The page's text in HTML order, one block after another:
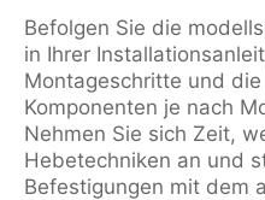
Befolgen Sie die
in Ihrer
Montageschritte und
Komponenten je nach
Nehmen Sie sich Zeit,
Hebetechniken an und
Befestigungen mit dem